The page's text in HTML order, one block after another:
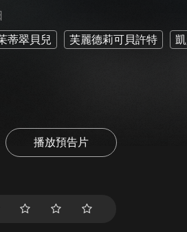
蒂翠貝兒 芙麗德莉可貝許特
播放預告片